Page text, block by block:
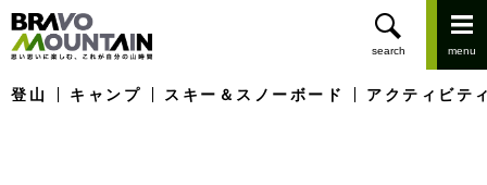
登山 キャンプ スキー＆スノーボード アクティビテ